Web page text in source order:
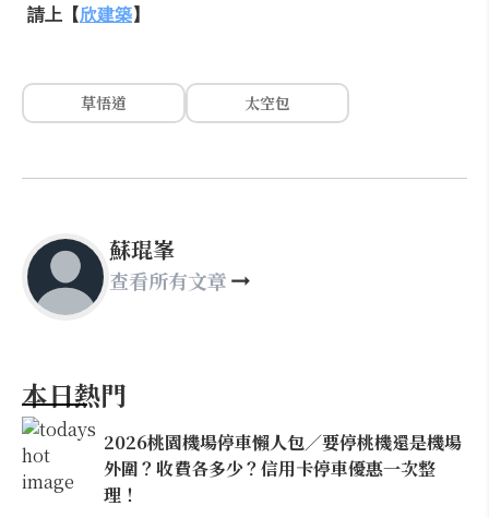
請上【欣建築】
草悟道 太空包
蘇琨峯
查看所有文章
本日熱門
2026桃園機場停車懶人包／要停桃機還是機場
外圍？收費各多少？信用卡停車優惠一次整
理！